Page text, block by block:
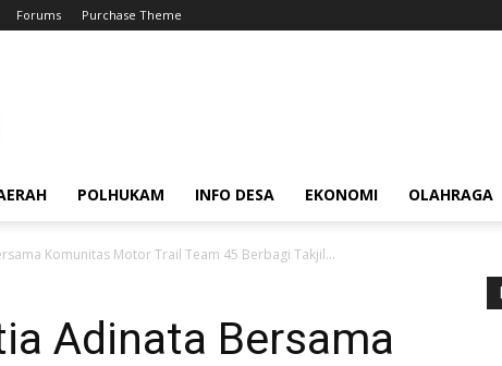
Forums Purchase Theme
POLHUKAM INFO DESA EKONOMI OLAHRAGA
Komunitas Motor Trail Team 45 Berbagi Takjil...
Adinata Bersama